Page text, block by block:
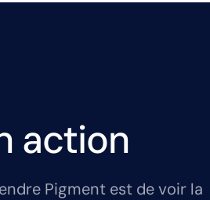
action
Pigment est de voir la